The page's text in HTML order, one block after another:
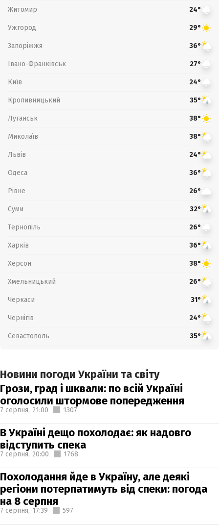
Житомир 24°
Ужгород 29°
Запоріжжя 36°
Івано-Франківськ 27°
Київ 24°
Кропивницький 35°
Луганськ 38°
Миколаїв 38°
Львів 24°
Одеса 36°
Рівне 26°
Суми 32°
Тернопіль 26°
Харків 36°
Херсон 38°
Хмельницький 26°
Черкаси 31°
Чернігів 24°
Севастополь 35°
Новини погоди України та світу
Грози, град і шквали: по всій Україні
оголосили штормове попередження
7 серпня, 21:00 1307
В Україні дещо похолодає: як надовго
відступить спека
7 серпня, 20:00 1768
Похолодання йде в Україну, але деякі
регіони потерпатимуть від спеки: погода
на 8 серпня
7 серпня, 17:39 597